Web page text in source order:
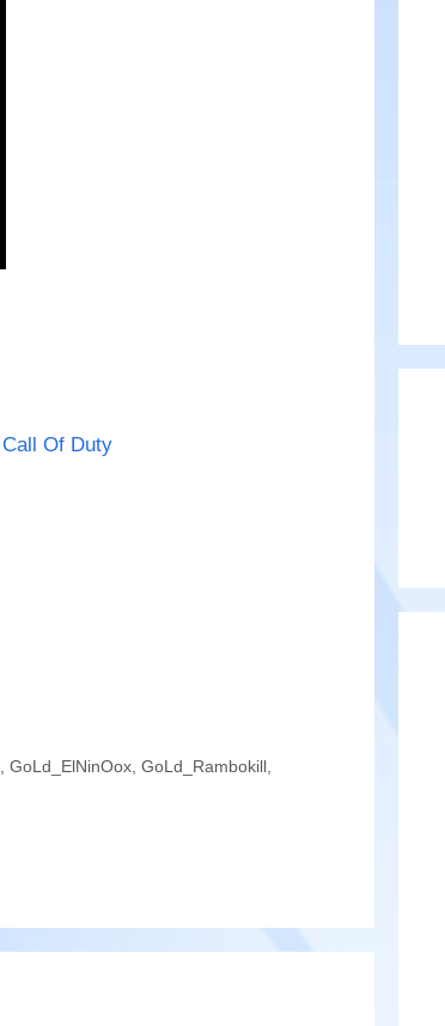
Call Of Duty
, GoLd_ElNinOox, GoLd_Rambokill,